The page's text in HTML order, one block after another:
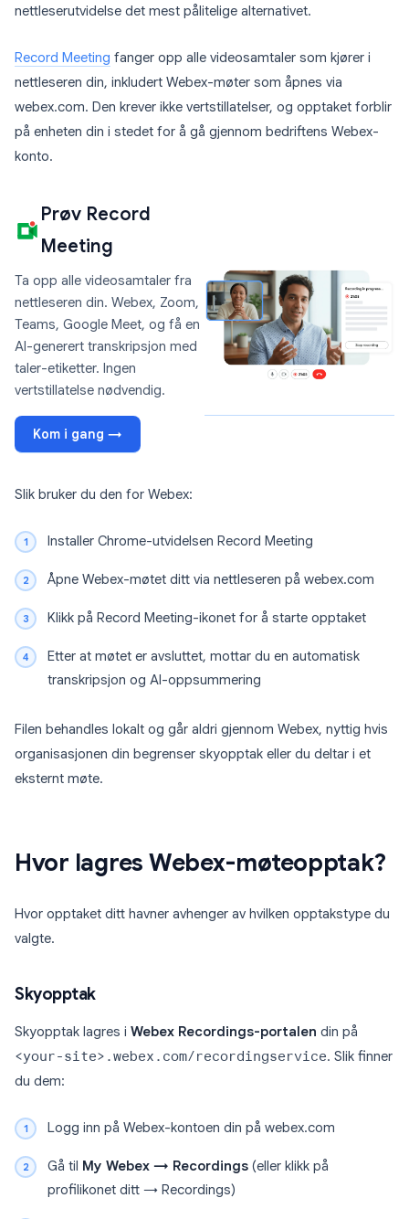
nettleserutvidelse det mest pålitelige alternativet.
Record Meeting fanger opp alle videosamtaler som kjører i
nettleseren din, inkludert Webex-møter som åpnes via
webex.com. Den krever ikke vertstillatelser, og opptaket forblir
på enheten din i stedet for å gå gjennom bedriftens Webex-
konto.
Prøv Record
Meeting
Ta opp alle videosamtaler fra
nettleseren din. Webex, Zoom,
Teams, Google Meet, og få en
AI-generert transkripsjon med
taler-etiketter. Ingen
vertstillatelse nødvendig.
Kom i gang →
Slik bruker du den for Webex:
Installer Chrome-utvidelsen Record Meeting
Åpne Webex-møtet ditt via nettleseren på webex.com
Klikk på Record Meeting-ikonet for å starte opptaket
Etter at møtet er avsluttet, mottar du en automatisk
transkripsjon og AI-oppsummering
Filen behandles lokalt og går aldri gjennom Webex, nyttig hvis
organisasjonen din begrenser skyopptak eller du deltar i et
eksternt møte.
Hvor lagres Webex-møteopptak?
Hvor opptaket ditt havner avhenger av hvilken opptakstype du
valgte.
Skyopptak
Skyopptak lagres i Webex Recordings-portalen din på
<your-site>.webex.com/recordingservice. Slik finner
du dem:
Logg inn på Webex-kontoen din på webex.com
Gå til My Webex → Recordings (eller klikk på
profilikonet ditt → Recordings)